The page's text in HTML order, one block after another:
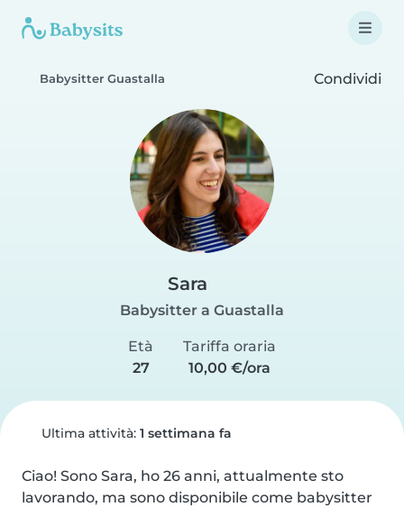
Babysitter Guastalla Condividi
Sara
Babysitter a Guastalla
Età
27
Tariffa oraria
10,00 €/ora
Ultima attività: 1 settimana fa
Ciao! Sono Sara, ho 26 anni, attualmente sto
lavorando, ma sono disponibile come babysitter